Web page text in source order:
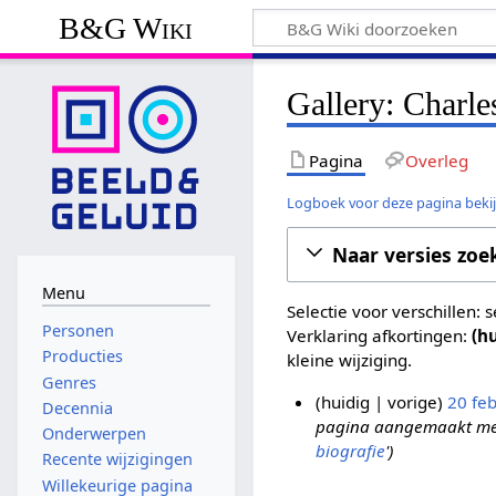
B&G Wiki
Gallery:
Pagina Overleg
Logboek voor deze pagina
Naar versies
Selectie voor verschillen:
Verklaring afkortingen:
kleine wijziging.
huidig vorige 20
pagina aangemaakt
biografie'
Menu
Personen
Producties
Genres
Decennia
Onderwerpen
Recente wijzigingen
Willekeurige pagina